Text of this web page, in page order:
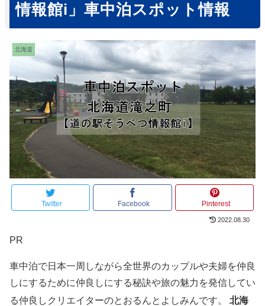
情報館i」車中泊スポット情報
北海道
Twitter Facebook Pinterest
2022.08.30
PR
車中泊で日本一周しながら全世界のカップルや夫婦を仲良
しにするために仲良しにする秘訣や旅の魅力を発信してい
る仲良しクリエイターのとおるんとよしみんです。 北海